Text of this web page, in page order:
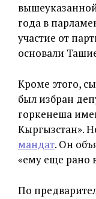
года в
участие от
основали
Кроме этого,
был избран
горкенеша
Кыргызстан».
мандат. Он
«ему еще рано
По